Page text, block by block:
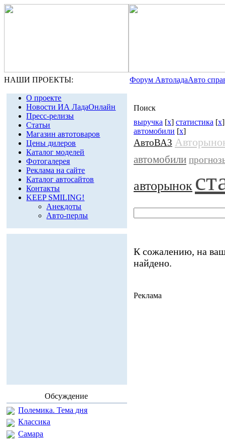
НАШИ ПРОЕКТЫ: Форум АвтоладаАвто
О проекте
Новости ИА ЛадаОнлайн
Пресс-релизы
Статьи
Магазин автотоваров
Цены дилеров
Каталог моделей
Фотогалерея
Реклама на сайте
Каталог автосайтов
Контакты
KEEP SMILING!
Анекдоты
Авто-перлы
Обсуждение
Полемика. Тема дня
Классика
Самара
Поиск
выручка [x] статистика [x
автомобили [x]
АвтоВАЗ
автомобили
авторынок
К сожалению, на
найдено.
Реклама